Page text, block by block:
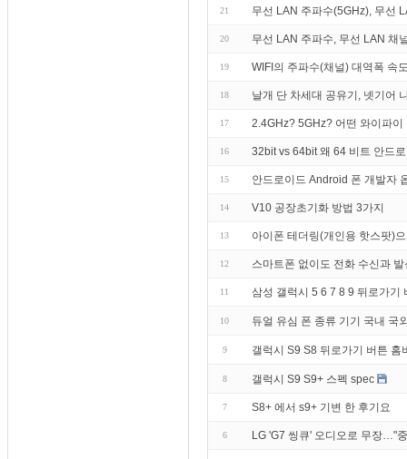
21 무선 LAN 주파수(5GHz), 무선
20 무선 LAN 주파수, 무선 LAN 채
19 WIFI의 주파수(채널) 대역폭 속
18 날개 단 차세대 공유기, 넷기어
17 2.4GHz? 5GHz? 어떤 와이파
16 32bit vs 64bit 왜 64 비트 안드
15 안드로이드 Android 폰 개발자
14 V10 공장초기화 방법 3가지
13 아이폰 테더링(개인용 핫스팟)
12 스마트폰 없이도 전화 수신과
11 삼성 갤럭시 5 6 7 8 9 뒤로가기
10 듀얼 유심 폰 종류 기기 국내 국
9 갤럭시 S9 S8 뒤로가기 버튼 홈
8 갤럭시 S9 S9+ 스펙 spec
7 S8+ 에서 s9+ 기변 한 후기요
6 LG 'G7 씽큐' 오디오로 무장…"